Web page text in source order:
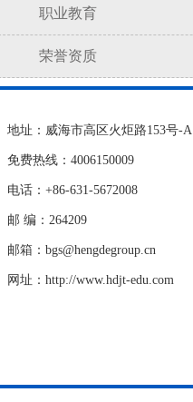
职业教育
荣誉资质
地址：威海市高区火炬路153号-A
免费热线：4006150009
电话：+86-631-5672008
邮 编：264209
邮箱：bgs@hengdegroup.cn
网址：http://www.hdjt-edu.com